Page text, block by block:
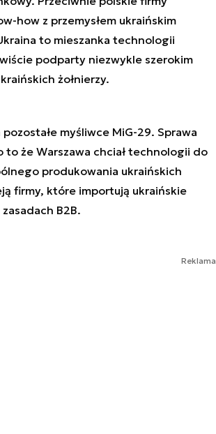
how z przemysłem ukraińskim
to mieszanka technologii
podparty niezwykle szerokim
żołnierzy.
myśliwce MiG-29. Sprawa
że Warszawa chciał technologii do
produkowania ukraińskich
firmy, które importują ukraińskie
B2B.
Reklama